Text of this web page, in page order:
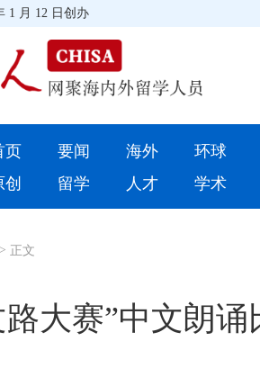
人
更多
1 月 12 日创办
页 要闻 海外 环球
创
留学 人才 学术
> 正文
路大赛”中文朗